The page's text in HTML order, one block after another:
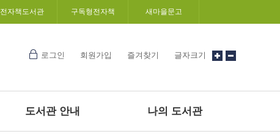
전자책도서관 구독형전자책 새마을문고
로그인 회원가입 즐겨찾기 글자크기
도서관 안내 나의 도서관